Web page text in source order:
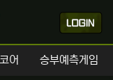
어 승부예측게임